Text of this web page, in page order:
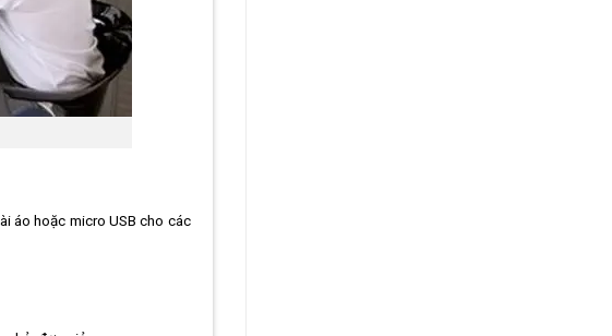
áo hoặc micro USB cho các